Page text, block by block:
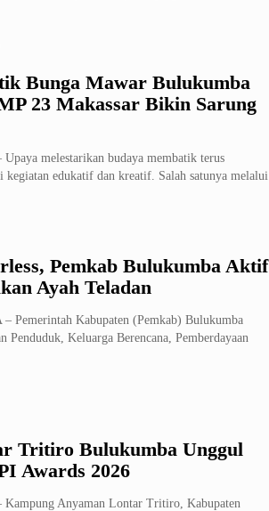
Bunga Mawar Bulukumba
23 Makassar Bikin Sarung
melestarikan budaya membatik terus
kegiatan edukatif dan kreatif. Salah satunya melalui
Pemkab Bulukumba Aktif
Ayah Teladan
Pemerintah Kabupaten (Pemkab) Bulukumba
Penduduk, Keluarga Berencana, Pemberdayaan
Tritiro Bulukumba Unggul
Awards 2026
Anyaman Lontar Tritiro, Kabupaten